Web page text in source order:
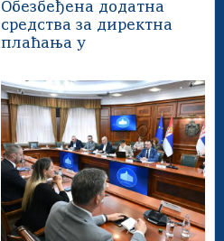
Обезбеђена додатна
средства за директна
плаћања у